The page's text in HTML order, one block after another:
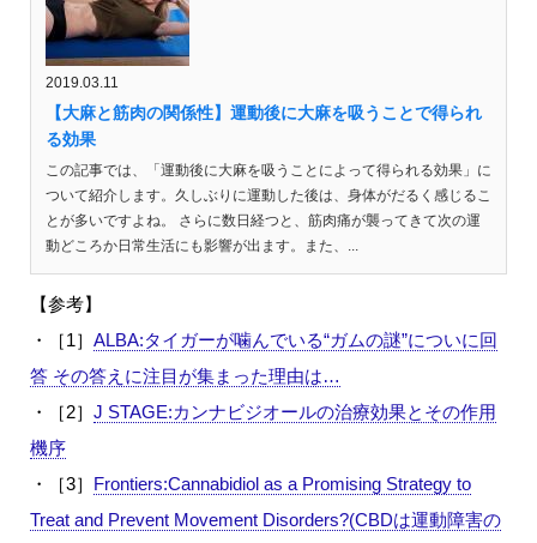
2019.03.11
【大麻と筋肉の関係性】運動後に大麻を吸うことで得られ
る効果
この記事では、「運動後に大麻を吸うことによって得られる効果」に
ついて紹介します。久しぶりに運動した後は、身体がだるく感じるこ
とが多いですよね。 さらに数日経つと、筋肉痛が襲ってきて次の運
動どころか日常生活にも影響が出ます。また、...
【参考】
・
［1］ ALBA:タイガーが噛んでいる“ガムの謎”についに回
答 その答えに注目が集まった理由は…
・
［2］ J STAGE:カンナビジオールの治療効果とその作用
機序
・
［3］ Frontiers:Cannabidiol as a Promising Strategy to
Treat and Prevent Movement Disorders?(CBDは運動障害の